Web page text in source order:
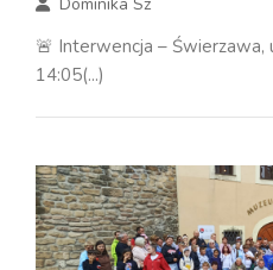
🚨 Interwencja – Świerzawa,
14:05(...)